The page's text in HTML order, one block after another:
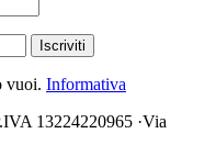
Iscriviti
vuoi. Informativa
13224220965 ·Via